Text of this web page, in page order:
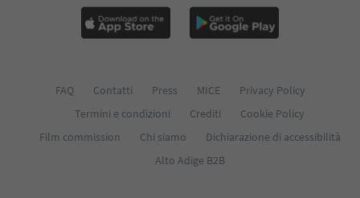
FAQ Contatti Press MICE
Privacy Policy
Termini e condizioni
Crediti
Cookie Policy
Film commission
Chi siamo
Dichiarazione di accessibilità
Alto Adige B2B